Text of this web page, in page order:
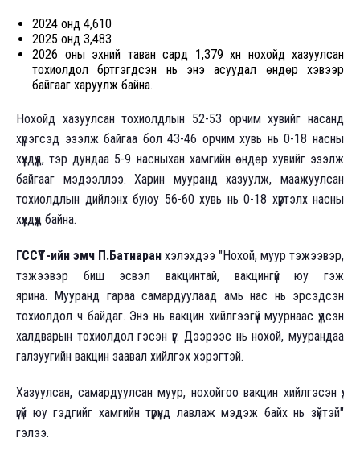
2024 онд 4,610
2025 онд 3,483
2026 оны эхний таван сард 1,379 хүн нохойд хазуулсан
тохиолдол бүртгэгдсэн нь энэ асуудал өндөр хэвээр
байгааг харуулж байна.
Нохойд хазуулсан тохиолдлын 52-53 орчим хувийг насанд
хүрэгсэд эзэлж байгаа бол 43-46 орчим хувь нь 0-18 насны
хүүхдүүд, тэр дундаа 5-9 насныхан хамгийн өндөр хувийг эзэлж
байгааг мэдээллээ. Харин мууранд хазуулж, маажуулсан
тохиолдлын дийлэнх буюу 56-60 хувь нь 0-18 хүртэлх насны
хүүхдүүд байна.
ГССҮТ-ийн эмч П.Батнаран хэлэхдээ "Нохой, муур тэжээвэр,
тэжээвэр биш эсвэл вакцинтай, вакцингүй юу гэж
ярина. Мууранд гараа самардуулаад амь нас нь эрсэдсэн
тохиолдол ч байдаг. Энэ нь вакцин хийлгээгүй муурнаас үүдсэн
халдварын тохиолдол гэсэн үг. Дээрээс нь нохой, муурандаа
галзуугийн вакцин заавал хийлгэх хэрэгтэй.
Хазуулсан, самардуулсан муур, нохойгоо вакцин хийлгэсэн үү,
үгүй юу гэдгийг хамгийн түрүүнд лавлаж мэдэж байх нь зүйтэй"
гэлээ.